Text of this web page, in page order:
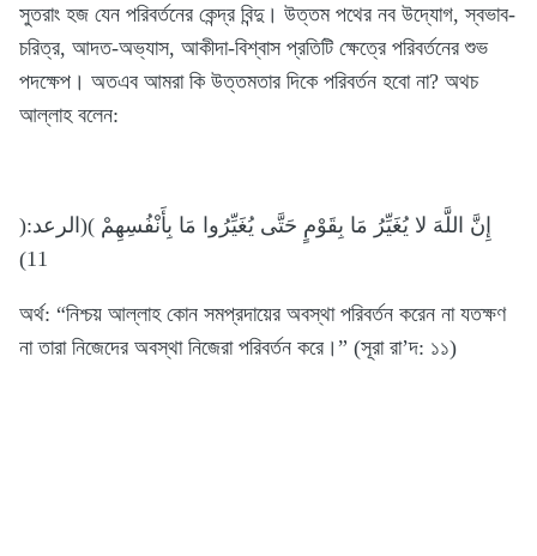
সুতরাং হজ যেন পরিবর্তনের কেন্দ্র বিন্দু। উত্তম পথের নব উদ্যোগ, স্বভাব-
চরিত্র, আদত-অভ্যাস, আকীদা-বিশ্বাস প্রতিটি ক্ষেত্রে পরিবর্তনের শুভ
পদক্ষেপ। অতএব আমরা কি উত্তমতার দিকে পরিবর্তন হবো না? অথচ
আল্লাহ বলেন:
)إِنَّ اللَّهَ لا يُغَيِّرُ مَا بِقَوْمٍ حَتَّى يُغَيِّرُوا مَا بِأَنْفُسِهِمْ )(الرعد:
11)
অর্থ: “নিশ্চয় আল্লাহ কোন সমপ্রদায়ের অবস্থা পরিবর্তন করেন না যতক্ষণ
না তারা নিজেদের অবস্থা নিজেরা পরিবর্তন করে।” (সূরা রা’দ: ১১)